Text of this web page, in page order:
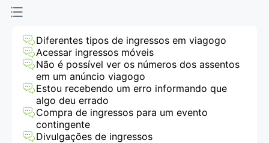
Diferentes tipos de ingressos em viagogo
Acessar ingressos móveis
Não é possível ver os números dos assentos
em um anúncio viagogo
Estou recebendo um erro informando que
algo deu errado
Compra de ingressos para um evento
contingente
Divulgações de ingressos